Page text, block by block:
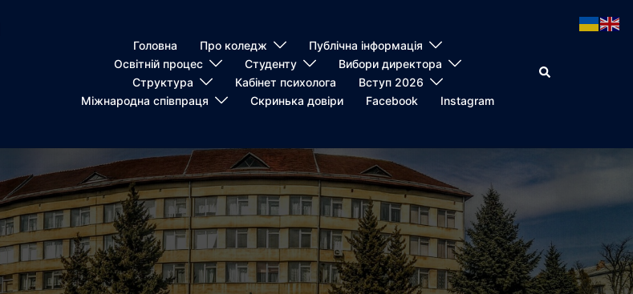
Головна Про коледж
Публічна інформація
Освітній процес
Студенту
Вибори директора
Структура
Кабінет психолога
Вступ 2026
Міжнародна співпраця
Скринька довіри Facebook Instagram
Пошук